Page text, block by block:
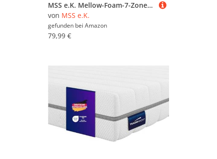
MSS e.K. Mellow-Foam-7-Zonen Kaltschaummatratze 90 x 200 x 16 cm (Kernhöhe: 14 cm) H4
von MSS e.K.
gefunden bei Amazon
79,99 €